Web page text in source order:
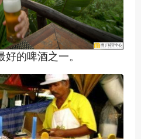
的啤酒之一。